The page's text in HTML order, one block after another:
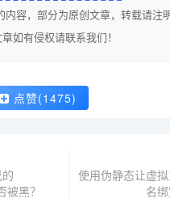
内容，部分为原创文章，转载请注
如有侵权请联系我们！
点赞(1475)
黑？
使用伪静态让虚
名